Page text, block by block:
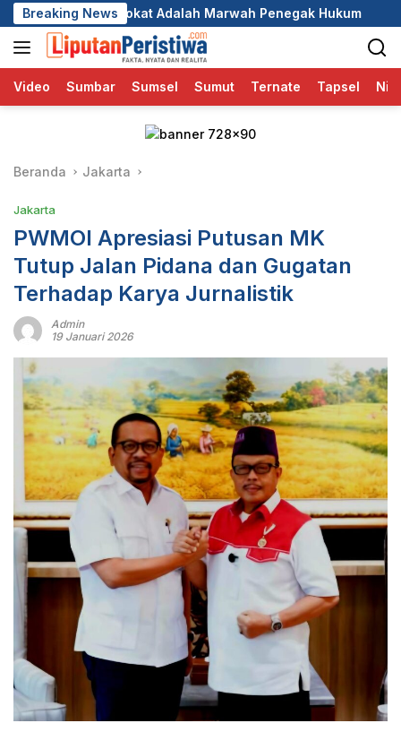
Langsung
ke
konten
Breaking News
Marwah Penegak Hukum DPC GRIB Jaya
Video Sumbar Sumsel Sumut Ternate Tapsel
Beranda Jakarta
Jakarta
PWMOI Apresiasi Putusan MK
Tutup Jalan Pidana dan Gugatan
Terhadap Karya Jurnalistik
Admin
19 Januari 2026